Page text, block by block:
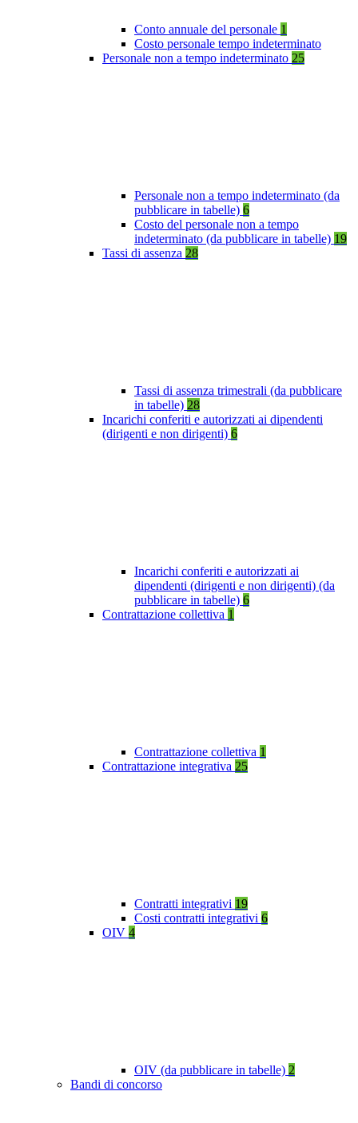
Conto annuale del personale 1
Costo personale tempo indeterminato
Personale non a tempo indeterminato 25
Personale non a tempo indeterminato (da
pubblicare in tabelle) 6
Costo del personale non a tempo
indeterminato (da pubblicare in tabelle) 19
Tassi di assenza 28
Tassi di assenza trimestrali (da pubblicare
in tabelle) 28
Incarichi conferiti e autorizzati ai dipendenti
(dirigenti e non dirigenti) 6
Incarichi conferiti e autorizzati ai
dipendenti (dirigenti e non dirigenti) (da
pubblicare in tabelle) 6
Contrattazione collettiva 1
Contrattazione collettiva 1
Contrattazione integrativa 25
Contratti integrativi 19
Costi contratti integrativi 6
OIV 4
OIV (da pubblicare in tabelle) 2
Bandi di concorso